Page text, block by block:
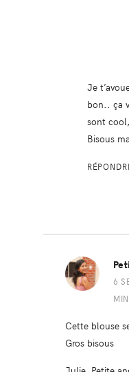
Je
bon.. ça
sont
Bisous
6
MIN
Cette blouse
Gros bisous